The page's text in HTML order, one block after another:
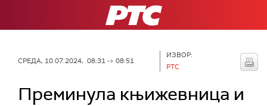
РТС
СРЕДА, 10.07.2024, 08:31 -> 08:51
ИЗВОР:
РТС
Преминула књижевница и